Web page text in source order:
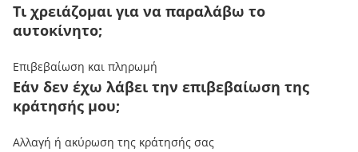
Τι χρειάζομαι για να παραλάβω το
αυτοκίνητο;
Επιβεβαίωση και πληρωμή
Εάν δεν έχω λάβει την επιβεβαίωση της
κράτησής μου;
Αλλαγή ή ακύρωση της κράτησής σας